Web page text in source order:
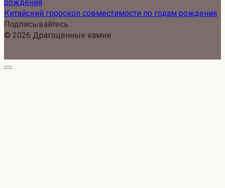
Китайский гороскоп совместимости по годам рождения
Подписывайтесь:
© 2026 Драгоценные камни